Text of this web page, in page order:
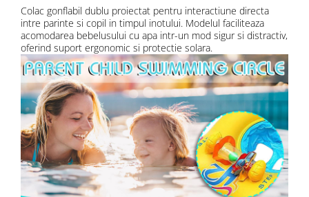
Colac gonflabil dublu proiectat pentru interactiune directa
intre parinte si copil in timpul inotului. Modelul faciliteaza
acomodarea bebelusului cu apa intr-un mod sigur si distractiv,
oferind suport ergonomic si protectie solara.